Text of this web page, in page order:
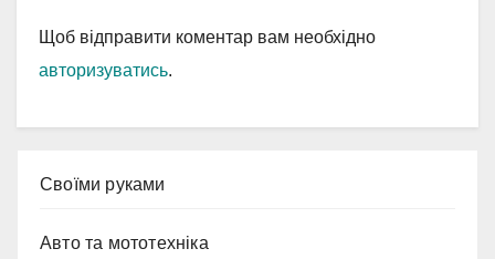
Щоб відправити коментар вам необхідно
авторизуватись.
Cвоїми руками
Авто та мототехніка